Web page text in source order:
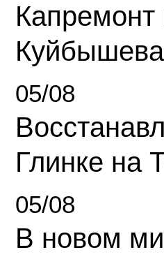
Капремонт
05/08
Глинке на
05/08
В новом